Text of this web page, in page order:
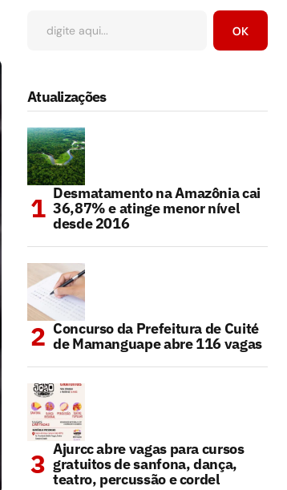
OK
Atualizações
Desmatamento na Amazônia cai
36,87% e atinge menor nível
desde 2016
Concurso da Prefeitura de Cuité
de Mamanguape abre 116 vagas
Ajurcc abre vagas para cursos
gratuitos de sanfona, dança,
teatro, percussão e cordel